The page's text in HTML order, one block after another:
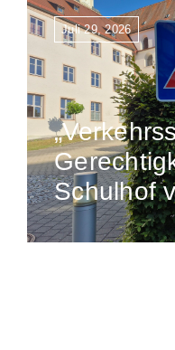
Juli 29, 2026
Schulhof